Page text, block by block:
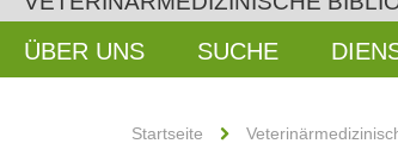
ÜBER UNS SUCHE
Startseite